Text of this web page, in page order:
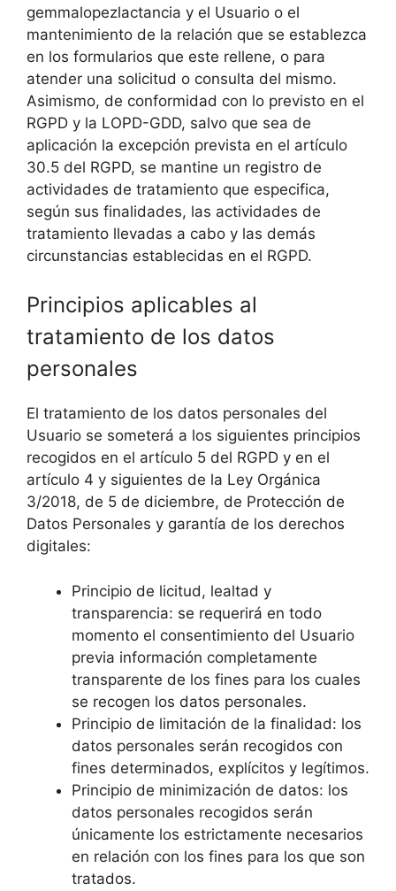
gemmalopezlactancia y el Usuario o el
mantenimiento de la relación que se establezca
en los formularios que este rellene, o para
atender una solicitud o consulta del mismo.
Asimismo, de conformidad con lo previsto en el
RGPD y la LOPD-GDD, salvo que sea de
aplicación la excepción prevista en el artículo
30.5 del RGPD, se mantine un registro de
actividades de tratamiento que especifica,
según sus finalidades, las actividades de
tratamiento llevadas a cabo y las demás
circunstancias establecidas en el RGPD.
Principios aplicables al
tratamiento de los datos
personales
El tratamiento de los datos personales del
Usuario se someterá a los siguientes principios
recogidos en el artículo 5 del RGPD y en el
artículo 4 y siguientes de la Ley Orgánica
3/2018, de 5 de diciembre, de Protección de
Datos Personales y garantía de los derechos
digitales:
Principio de licitud, lealtad y
transparencia: se requerirá en todo
momento el consentimiento del Usuario
previa información completamente
transparente de los fines para los cuales
se recogen los datos personales.
Principio de limitación de la finalidad: los
datos personales serán recogidos con
fines determinados, explícitos y legítimos.
Principio de minimización de datos: los
datos personales recogidos serán
únicamente los estrictamente necesarios
en relación con los fines para los que son
tratados.